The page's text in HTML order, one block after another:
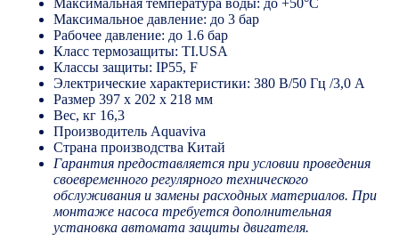
Максимальная температура воды: до +50°C
Максимальное давление: до 3 бар
Рабочее давление: до 1.6 бар
Класс термозащиты: TI.USA
Классы защиты: IP55, F
Электрические характеристики: 380 B/50 Гц /3,0 А
Размер 397 x 202 x 218 мм
Вес, кг 16,3
Производитель Aquaviva
Страна производства Китай
Гарантия предоставляется при условии проведения
своевременного регулярного технического
обслуживания и замены расходных материалов. При
монтаже насоса требуется дополнительная
установка автомата защиты двигателя.